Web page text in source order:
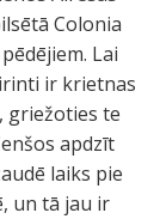
Colonia
Lai
ir krietnas
griežoties te
apdzīt
laiks pie
un tā jau ir